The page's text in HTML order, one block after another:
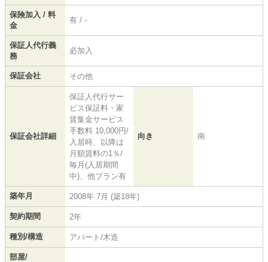
保険加入 / 料
金
有 / -
保証人代行義
務
必加入
保証会社 その他
保証会社詳細
保証人代行サー
ビス保証料・家
賃集金サービス
手数料 10,000円/
入居時、以降は
月額賃料の1％/
毎月(入居期間
中)、他プラン有
向き 南
築年月 2008年 7月 (築18年)
契約期間 2年
種別/構造 アパート/木造
部屋/